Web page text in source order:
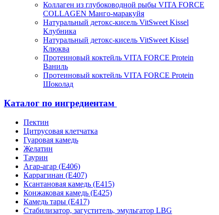
Коллаген из глубоководной рыбы VITA FORCE
COLLAGEN Манго-маракуйя
Натуральный детокс-кисель VitSweet Kissel
Клубника
Натуральный детокс-кисель VitSweet Kissel
Клюква
Протеиновый коктейль VITA FORCE Protein
Ваниль
Протеиновый коктейль VITA FORCE Protein
Шоколад
Каталог по ингредиентам
Пектин
Цитрусовая клетчатка
Гуаровая камедь
Желатин
Таурин
Агар-агар (Е406)
Каррагинан (Е407)
Ксантановая камедь (Е415)
Конжаковая камедь (Е425)
Камедь тары (Е417)
Стабилизатор, загуститель, эмульгатор LBG